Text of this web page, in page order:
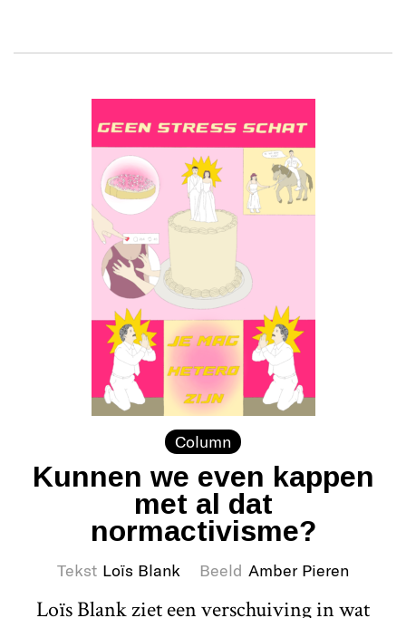
Column
Kunnen we even kappen
met al dat
normactivisme?
Tekst Loïs Blank Beeld Amber Pieren
Loïs Blank ziet een verschuiving in wat